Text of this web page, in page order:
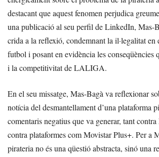
destacant que aquest fenomen perjudica
una publicació al seu perfil de LinkedIn, Mas-
crida a la reflexió, condemnant la il·legalitat en
futbol i posant en evidència les conseqüències
i la competitivitat de LALIGA.
En el seu missatge, Mas-Bagà va reflexionar
notícia del desmantellament d’una plataforma
comentaris negatius que va generar, tant
contra plataformes com Movistar Plus+. Per a
pirateria no és una qüestió abstracta, sinó una